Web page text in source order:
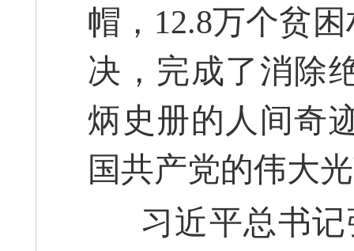
帽，12.8万个贫
决，完成了消除
炳史册的人间奇
国共产党的伟大
习近平总书记